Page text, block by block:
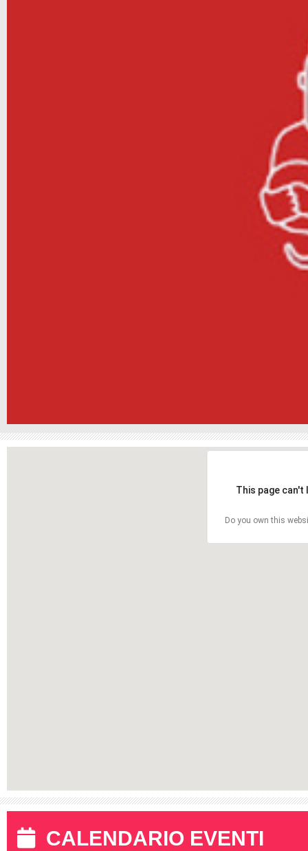
This page
Do you own this
CALENDARIO EVENTI